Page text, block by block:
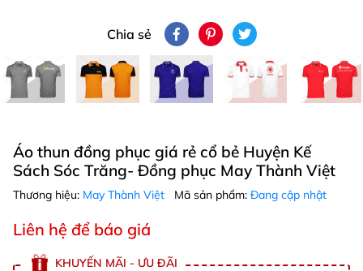
Chia sẻ
Áo thun đồng phục giá rẻ cổ bẻ Huyện Kế
Sách Sóc Trăng- Đồng phục May Thành Việt
Thương hiệu: May Thành Việt Mã sản phẩm: Đang cập nhật
Liên hệ để báo giá
KHUYẾN MÃI - ƯU ĐÃI